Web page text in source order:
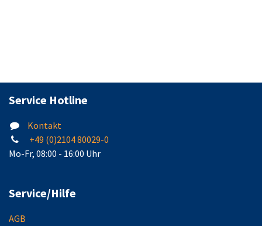
Service Hotline
Kontakt
+49 (0)2104 80029-0
Mo-Fr, 08:00 - 16:00 Uhr
Service/Hilfe
AGB